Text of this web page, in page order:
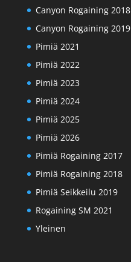
Canyon Rogaining 2018
Canyon Rogaining 2019
Pimiä 2021
Pimiä 2022
Pimiä 2023
Pimiä 2024
Pimiä 2025
Pimiä 2026
Pimiä Rogaining 2017
Pimiä Rogaining 2018
Pimiä Seikkeilu 2019
Rogaining SM 2021
Yleinen